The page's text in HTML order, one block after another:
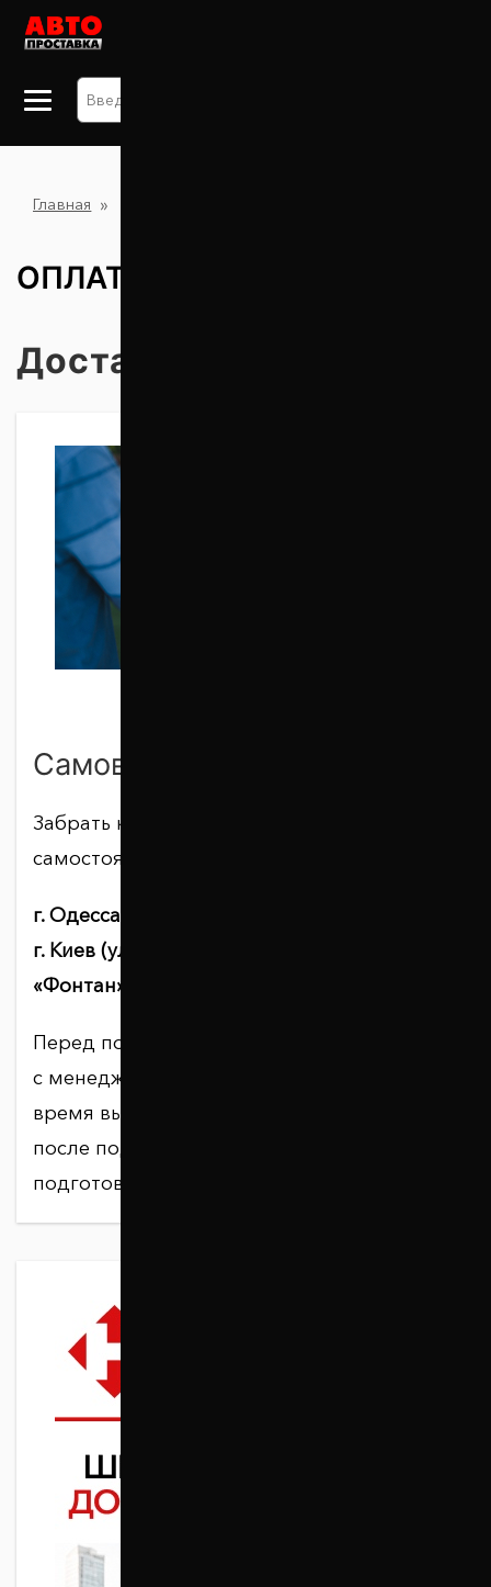
Главная
ОПЛАТА И ДОСТАВКА
Доставка
Самовывоз
Забрать купленный товар вы можете
самостоятельно по адресу:
г. Одесса, ул. Балковская, 130.
г. Киев (ул. Дружбы Народов, 8, магазин
«Фонтан»)
Перед посещением просьба согласовать
с менеджером удобную для вас дату и
время выдачи заказа. Приезжать следует
после подтверждения, что заказ
подготовлен и готов к выдаче.